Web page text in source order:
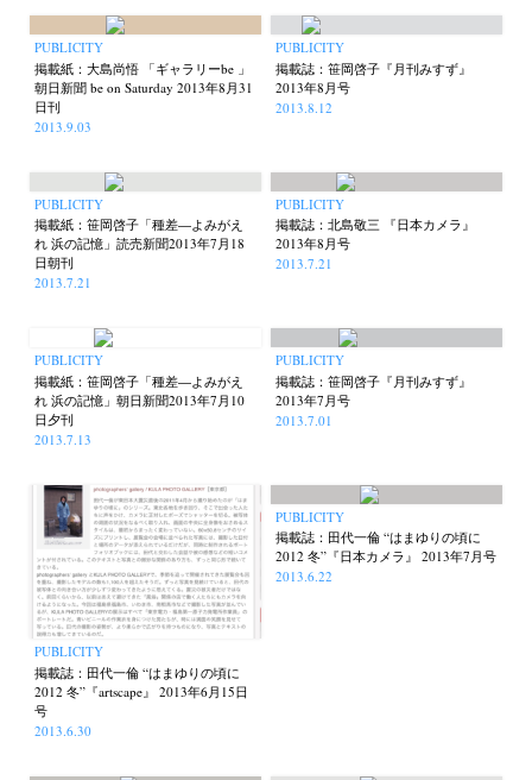
PUBLICITY
掲載紙：大島尚悟 「ギャラリーbe 」
朝日新聞 be on Saturday 2013年8月31
日刊
2013.9.03
PUBLICITY
掲載誌：笹岡啓子『月刊みすず』
2013年8月号
2013.8.12
PUBLICITY
掲載紙：笹岡啓子「種差―よみがえ
れ 浜の記憶」読売新聞2013年7月18
日朝刊
2013.7.21
PUBLICITY
掲載誌：北島敬三 『日本カメラ』
2013年8月号
2013.7.21
PUBLICITY
掲載紙：笹岡啓子「種差―よみがえ
れ 浜の記憶」朝日新聞2013年7月10
日夕刊
2013.7.13
PUBLICITY
掲載誌：笹岡啓子『月刊みすず』
2013年7月号
2013.7.01
PUBLICITY
掲載誌：田代一倫 “はまゆりの頃に
2012 冬”『artscape』 2013年6月15日
号
2013.6.30
PUBLICITY
掲載誌：田代一倫 “はまゆりの頃に
2012 冬”『日本カメラ』 2013年7月号
2013.6.22